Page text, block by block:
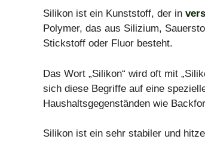
Silikon ist ein Kunststoff, der in
Polymer, das aus Silizium,
Stickstoff oder Fluor besteht.
Das Wort „Silikon“ wird oft mit
sich diese Begriffe auf eine
Haushaltsgegenständen wie
Silikon ist ein sehr stabiler und